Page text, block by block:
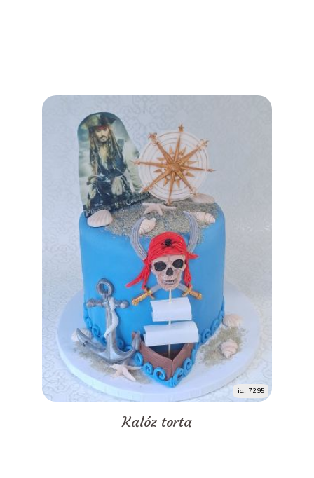
id: 7295
Kalóz torta